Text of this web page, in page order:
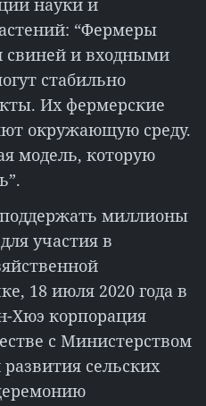
науки и
“Фермеры
свиней и входными
стабильно
Их фермерские
окружающую среду.
модель, которую
миллионы
участия в
18 июля 2020 года в
Хюэ корпорация
с Министерством
развития сельских